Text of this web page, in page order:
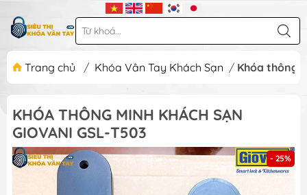
Trang chủ / Khóa Vân Tay Khách Sạn / Khóa thông
KHÓA THÔNG MINH KHÁCH SẠN
GIOVANI GSL-T503
- 25%